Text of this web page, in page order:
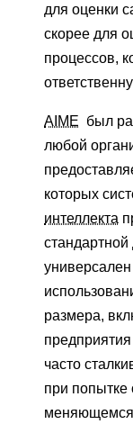
для оценки
скорее для
процессов,
AIME был
любой
которых
интеллекта
размера,
часто
при попытке